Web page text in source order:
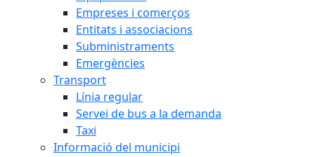
Empreses i comerços
Entitats i associacions
Subministraments
Emergències
Transport
Línia regular
Servei de bus a la demanda
Taxi
Informació del municipi